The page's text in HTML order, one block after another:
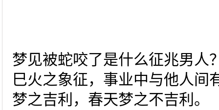
梦见被蛇咬了是什么征兆男人
巳火之象征，事业中与他人间
梦之吉利，春天梦之不吉利。